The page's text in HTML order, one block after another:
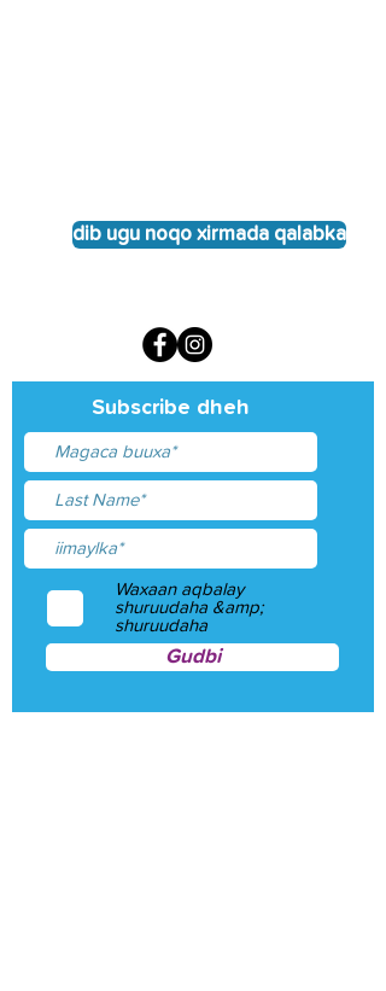
dib ugu noqo xirmada qalabka
Subscribe dheh
Waxaan aqbalay
shuruudaha &amp;
shuruudaha
Gudbi